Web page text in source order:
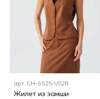
арт. CH-SS25-V02B
Жилет из замши